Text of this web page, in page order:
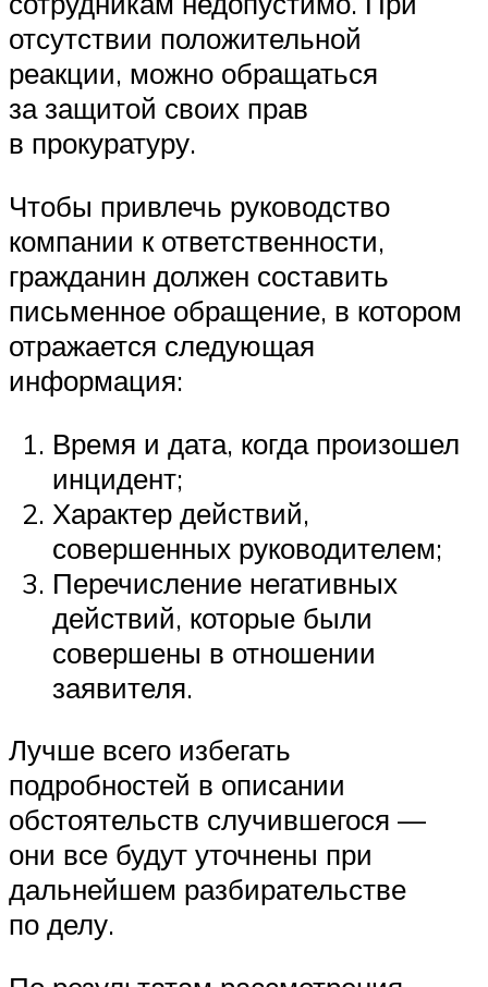
отсутствии положительной
реакции, можно обращаться
за защитой своих прав
в прокуратуру.
Чтобы привлечь руководство
компании к ответственности,
гражданин должен составить
письменное обращение, в котором
отражается следующая
информация:
Время и дата, когда произошел
инцидент;
Характер действий,
совершенных руководителем;
Перечисление негативных
действий, которые были
совершены в отношении
заявителя.
Лучше всего избегать
подробностей в описании
обстоятельств случившегося —
они все будут уточнены при
дальнейшем разбирательстве
по делу.